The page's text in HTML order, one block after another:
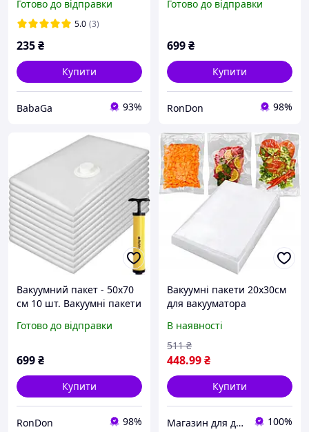
Готово до відправки
5.0 (3)
235₴
Купити
BabaGa 93%
шт+насос
Готово до відправки
699₴
Купити
RonDon 98%
Вакуумний пакет - 50x70
см 10 шт. Вакуумні пакети
шт+насос
Готово до відправки
699₴
Купити
RonDon 98%
Вакуумні пакети 20х30см
для вакууматора
22026
В наявності
448.99₴
511 ₴
Купити
Магазин для дорослих 100%